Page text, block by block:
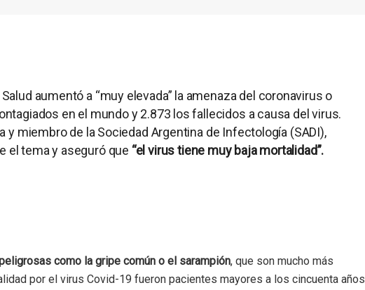
aumentó a “muy elevada” la amenaza del coronavirus o
en el mundo y 2.873 los fallecidos a causa del virus.
y miembro de la Sociedad Argentina de Infectología (SADI),
el tema y aseguró que “el virus tiene muy baja mortalidad”.
como la gripe común o el sarampión, que son mucho más
por el virus Covid-19 fueron pacientes mayores a los cincuenta años